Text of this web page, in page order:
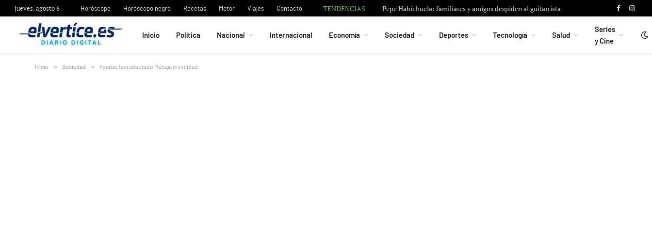
jueves, agosto 6 Horóscopo Horóscopo negro Recetas Motor Viajes Contacto TENDENCIAS Pepe Habichuela: familiares y amigos despiden al guitarrista Facebook
Inicio Política Nacional Internacional Economía Sociedad Deportes Tecnología Salud
Series
y Cine
Inicio » Sociedad » Ayudas taxi adaptado Málaga movilidad